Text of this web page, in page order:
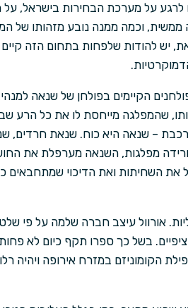
על מערכת הבחירות בישראל, על
ממשית, וכמה ממנה נובע מזהותו של
יש להודות שלפחות בתחום הזה
הקיימים בפולחן של שנאה למנהיג
שהמפלגה מייחסת לו את כל הרע
– שנאה היא כוח. שנאת חרדים,
מפלגות, השנאה מערפלת את
את השחיתות ואת הדיכוי שמתחבאים
אורוול עיצב חברה שלמה על פי
הקומוניזם במזרח אירופה ויהיה